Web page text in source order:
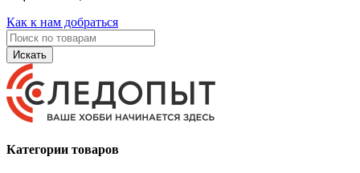
Как к нам добраться
Искать
Категории товаров